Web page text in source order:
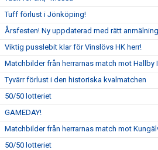
Tuff förlust i Jönköping!
Årsfesten! Ny uppdaterad med rätt
Viktig pusslebit klar för Vinslövs HK herr!
Matchbilder från herrarnas match mot Hallby
Tyvärr förlust i den historiska kvalmatchen
50/50 lotteriet
GAMEDAY!
Matchbilder från herrarnas match mot
50/50 lotteriet